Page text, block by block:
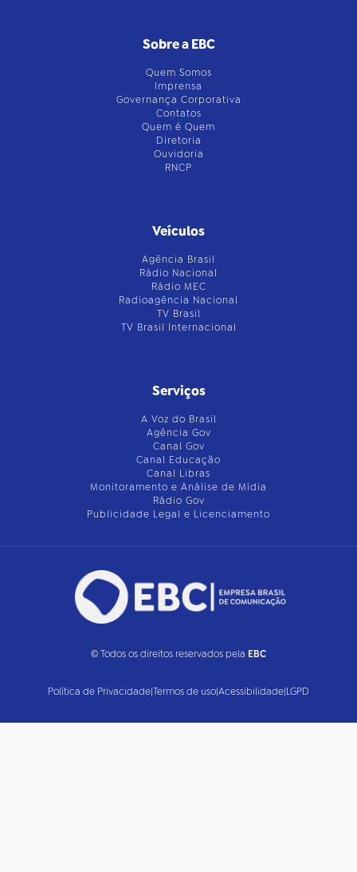
Sobre a EBC
Quem Somos
Imprensa
Governança Corporativa
Contatos
Quem é Quem
Diretoria
Ouvidoria
RNCP
Veículos
Agência Brasil
Rádio Nacional
Rádio MEC
Radioagência Nacional
TV Brasil
TV Brasil Internacional
Serviços
A Voz do Brasil
Agência Gov
Canal Gov
Canal Educação
Canal Libras
Monitoramento e Análise de Mídia
Rádio Gov
Publicidade Legal e Licenciamento
© Todos os direitos reservados pela EBC
Política de Privacidade|Termos de uso|Acessibilidade|LGPD